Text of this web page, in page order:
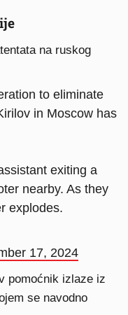
na ruskog
to eliminate
in Moscow has
exiting a
nearby. As they
explodes.
17, 2024
pomoćnik izlaze iz
se navodno